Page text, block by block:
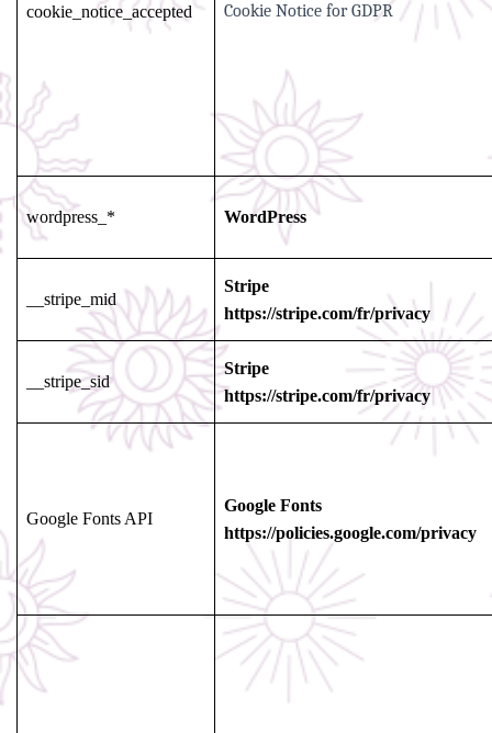
cookie_notice_accepted Cookie Notice for GDPR
wordpress_* WordPress
__stripe_mid
Stripe
https://stripe.com/fr/privacy
__stripe_sid
Stripe
https://stripe.com/fr/privacy
Google Fonts API
Google Fonts
https://policies.google.com/privacy